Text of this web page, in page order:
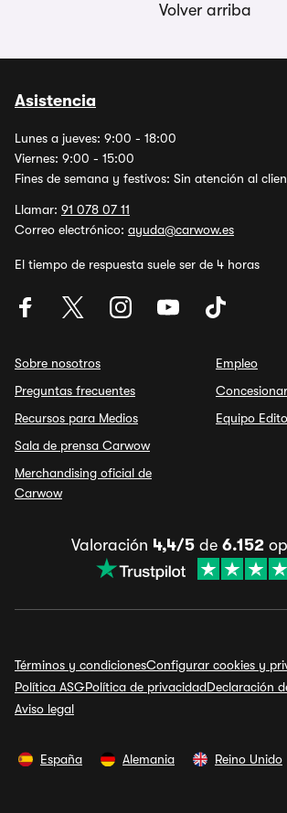
Volver arriba
Asistencia
Lunes a jueves: 9:00 - 18:00
Viernes: 9:00 - 15:00
Fines de semana y festivos: Sin atención al
Llamar: 91 078 07 11
Correo electrónico: ayuda@carwow.es
El tiempo de respuesta suele ser de 4 horas
Sobre nosotros
Preguntas frecuentes
Recursos para Medios
Sala de prensa Carwow
Merchandising oficial de
Carwow
Empleo
Equipo
Valoración 4,4/5 de 6.152
Términos y condicionesConfigurar cookies y
Política ASGPolítica de privacidadDeclaración
Aviso legal
España Alemania Reino Unido